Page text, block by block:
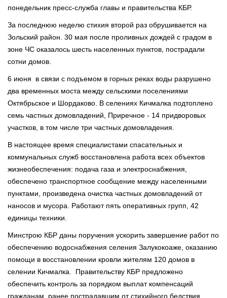
понедельник пресс-служба главы и правительства КБР.
За последнюю неделю стихия второй раз обрушивается на
Зольский район. 30 мая после проливных дождей с градом в
зоне ЧС оказалось шесть населенных пунктов, пострадали
сотни домов.
6 июня в связи с подъемом в горных реках воды разрушено
два временных моста между сельскими поселениями
Октябрьское и Шордаково. В селениях Кичмалка подтоплено
семь частных домовладений, Приречное - 14 придворовых
участков, в том числе три частных домовладения.
В настоящее время специалистами спасательных и
коммунальных служб восстановлена работа всех объектов
жизнеобеспечения: подача газа и электроснабжения,
обеспечено транспортное сообщение между населенными
пунктами, произведена очистка частных домовладений от
наносов и мусора. Работают пять оперативных групп, 42
единицы техники.
Минстрою КБР даны поручения ускорить завершение работ по
обеспечению водоснабжения селения Залукокоаже, оказанию
помощи в восстановлении кровли жителям 120 домов в
селении Кичмалка. Правительству КБР предложено
обеспечить контроль за порядком выплат компенсаций
гражданам, ранее пострадавшим от стихийного бедствия.